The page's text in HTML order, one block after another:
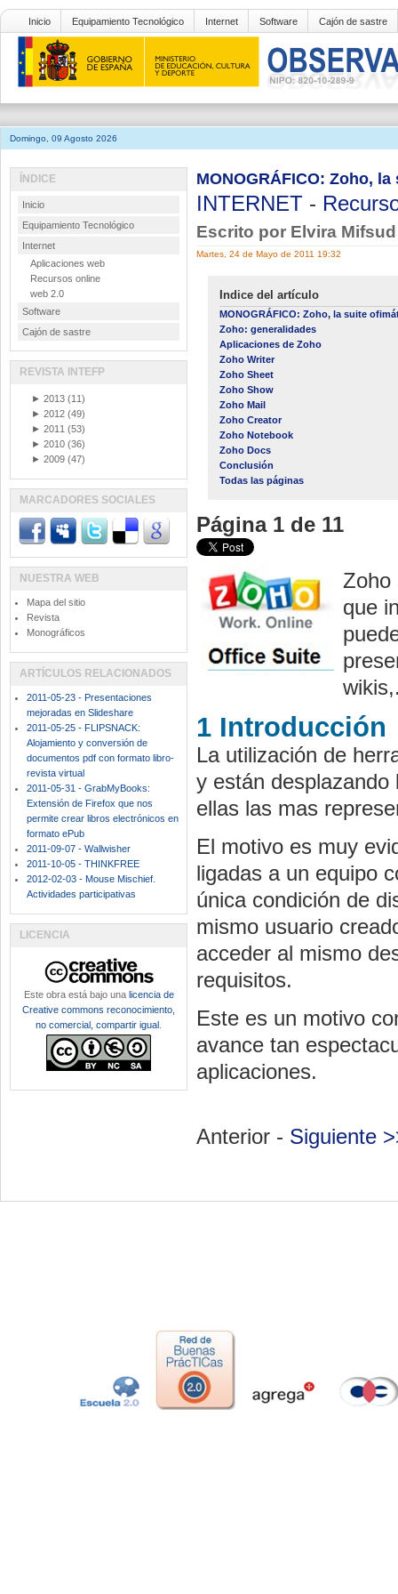
Inicio Equipamiento Tecnológico Internet Software Cajón de sastre
Domingo, 09 Agosto 2026
MONOGRÁFICO: Zoho,
INTERNET -
Escrito por Elvira
Martes, 24 de Mayo de 2011 19:32
Indice del artículo
MONOGRÁFICO: Zoho, la suite
Zoho: generalidades
Aplicaciones de Zoho
Zoho Writer
Zoho Sheet
Zoho Show
Zoho Mail
Zoho Creator
Zoho Notebook
Zoho Docs
Conclusión
Todas las páginas
Página 1 de 11
Zoho
que
1 Introducción
La utilización de
y están
ellas las mas
El motivo es muy
ligadas a un equipo
única condición de
mismo usuario
acceder al mismo
requisitos.
Este es un motivo
avance tan
aplicaciones.
Anterior - Siguiente
ÍNDICE
Inicio
Equipamiento Tecnológico
Internet
Aplicaciones web
Recursos online
web 2.0
Software
Cajón de sastre
REVISTA INTEFP
► 2013 (11)
► 2012 (49)
► 2011 (53)
► 2010 (36)
► 2009 (47)
MARCADORES SOCIALES
NUESTRA WEB
Mapa del sitio
Revista
Monográficos
ARTÍCULOS RELACIONADOS
2011-05-23 - Presentaciones
mejoradas en Slideshare
2011-05-25 - FLIPSNACK:
Alojamiento y conversión de
documentos pdf con formato libro-
revista virtual
2011-05-31 - GrabMyBooks:
Extensión de Firefox que nos
permite crear libros electrónicos en
formato ePub
2011-09-07 - Wallwisher
2011-10-05 - THINKFREE
2012-02-03 - Mouse Mischief.
Actividades participativas
LICENCIA
Este obra está bajo una licencia de
Creative commons reconocimiento,
no comercial, compartir igual